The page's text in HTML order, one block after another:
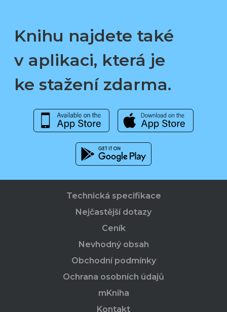
Knihu najdete také
v aplikaci, která je
ke stažení zdarma.
Technická specifikace
Nejčastější dotazy
Ceník
Nevhodný obsah
Obchodní podmínky
Ochrana osobních údajů
mKniha
Kontakt